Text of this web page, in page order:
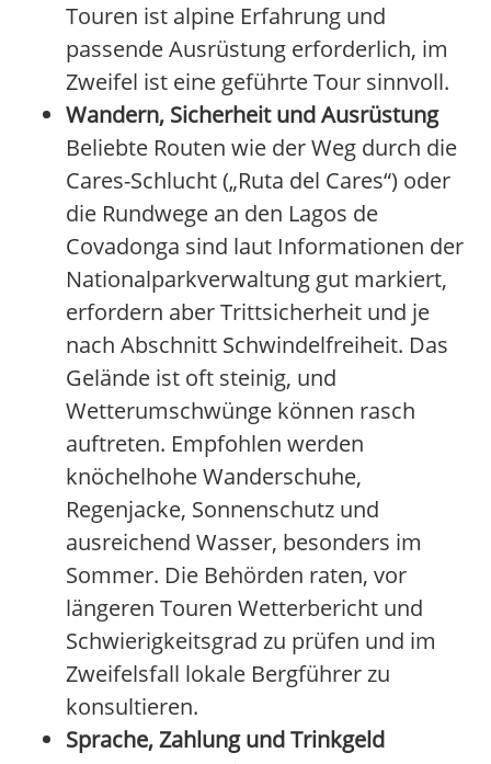
Touren ist alpine Erfahrung und
passende Ausrüstung erforderlich, im
Zweifel ist eine geführte Tour sinnvoll.
Wandern, Sicherheit und Ausrüstung
Beliebte Routen wie der Weg durch die
Cares-Schlucht („Ruta del Cares“) oder
die Rundwege an den Lagos de
Covadonga sind laut Informationen der
Nationalparkverwaltung gut markiert,
erfordern aber Trittsicherheit und je
nach Abschnitt Schwindelfreiheit. Das
Gelände ist oft steinig, und
Wetterumschwünge können rasch
auftreten. Empfohlen werden
knöchelhohe Wanderschuhe,
Regenjacke, Sonnenschutz und
ausreichend Wasser, besonders im
Sommer. Die Behörden raten, vor
längeren Touren Wetterbericht und
Schwierigkeitsgrad zu prüfen und im
Zweifelsfall lokale Bergführer zu
konsultieren.
Sprache, Zahlung und Trinkgeld